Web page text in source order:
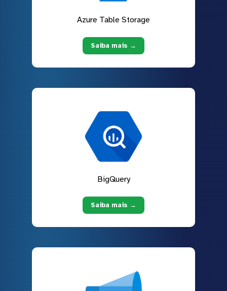
Azure Table Storage
Saiba mais →
BigQuery
Saiba mais →